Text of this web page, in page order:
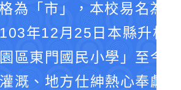
為「市」，本校易名為
年12月25日本縣升格
區東門國民小學」至今
溉、地方仕紳熱心奉獻